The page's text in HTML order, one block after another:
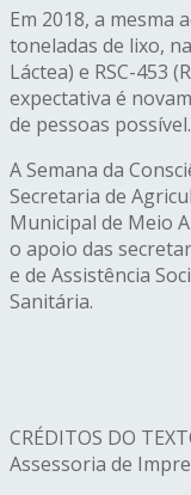
Em 2018, a mesma
toneladas de lixo,
Láctea) e RSC-453
expectativa é
de pessoas possível.
A Semana da
Secretaria de
Municipal de Meio
o apoio das
e de Assistência
Sanitária.
CRÉDITOS DO
Assessoria de